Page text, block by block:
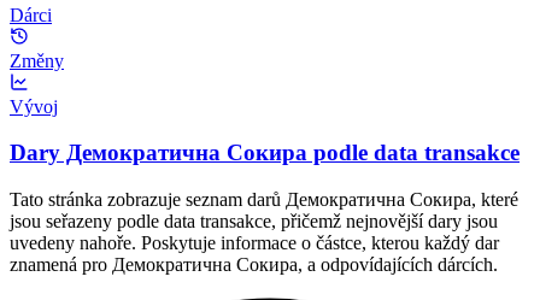
Dárci
Změny
Vývoj
Dary Демократична Сокира podle data transakce
Tato stránka zobrazuje seznam darů Демократична Сокира, které
jsou seřazeny podle data transakce, přičemž nejnovější dary jsou
uvedeny nahoře. Poskytuje informace o částce, kterou každý dar
znamená pro Демократична Сокира, a odpovídajících dárcích.